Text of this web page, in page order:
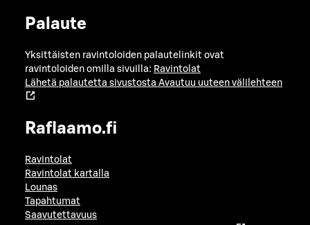
Palaute
Yksittäisten ravintoloiden palautelinkit ovat
ravintoloiden omilla sivuilla: Ravintolat
Lähetä palautetta sivustosta Avautuu uuteen välilehteen
Raflaamo.fi
Ravintolat
Ravintolat kartalla
Lounas
Tapahtumat
Saavutettavuus